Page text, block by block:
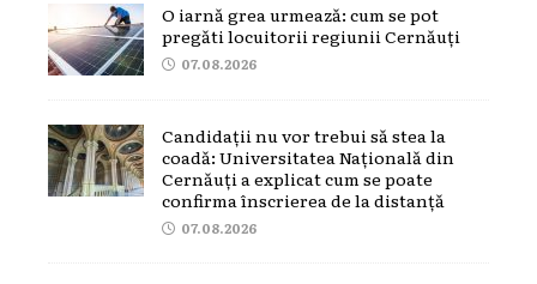
O iarnă grea urmează: cum se pot
pregăti locuitorii regiunii Cernăuți
07.08.2026
Candidații nu vor trebui să stea la
coadă: Universitatea Națională din
Cernăuți a explicat cum se poate
confirma înscrierea de la distanță
07.08.2026